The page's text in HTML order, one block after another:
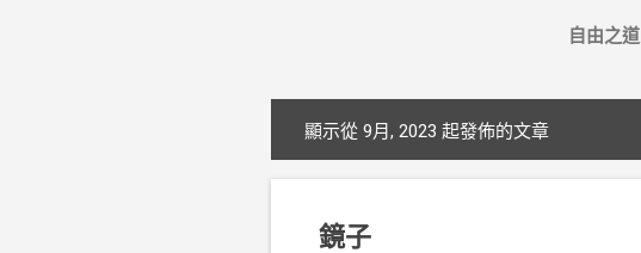
自由之道
章
顯示從 9月, 2023 起發佈的文章
鏡子